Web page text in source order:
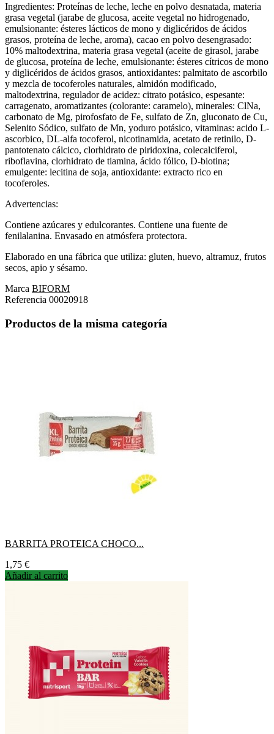
Ingredientes: Proteínas de leche, leche en polvo desnatada, materia
grasa vegetal (jarabe de glucosa, aceite vegetal no hidrogenado,
emulsionante: ésteres lácticos de mono y diglicéridos de ácidos
grasos, proteína de leche, aroma), cacao en polvo desengrasado:
10% maltodextrina, materia grasa vegetal (aceite de girasol, jarabe
de glucosa, proteína de leche, emulsionante: ésteres cítricos de mono
y diglicéridos de ácidos grasos, antioxidantes: palmitato de ascorbilo
y mezcla de tocoferoles naturales, almidón modificado,
maltodextrina, regulador de acidez: citrato potásico, espesante:
carragenato, aromatizantes (colorante: caramelo), minerales: ClNa,
carbonato de Mg, pirofosfato de Fe, sulfato de Zn, gluconato de Cu,
Selenito Sódico, sulfato de Mn, yoduro potásico, vitaminas: acido L-
ascorbico, DL-alfa tocoferol, nicotinamida, acetato de retinilo, D-
pantotenato cálcico, clorhidrato de piridoxina, colecalciferol,
riboflavina, clorhidrato de tiamina, ácido fólico, D-biotina;
emulgente: lecitina de soja, antioxidante: extracto rico en
tocoferoles.
Advertencias:
Contiene azúcares y edulcorantes. Contiene una fuente de
fenilalanina. Envasado en atmósfera protectora.
Elaborado en una fábrica que utiliza: gluten, huevo, altramuz, frutos
secos, apio y sésamo.
Marca BIFORM
Referencia 00020918
Productos de la misma categoría
BARRITA PROTEICA CHOCO...
Precio
1,75 €
Añadir al carrito